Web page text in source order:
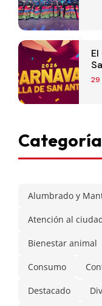
29
Alumbrado y
Atención al
Bienestar animal
Consumo
Destacado